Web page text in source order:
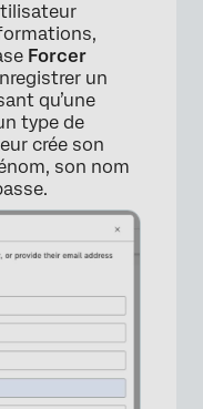
×
×
Forcer
un
qu’une
type de
crée son
son nom